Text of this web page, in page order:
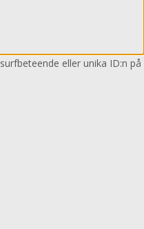
eller unika ID:n på